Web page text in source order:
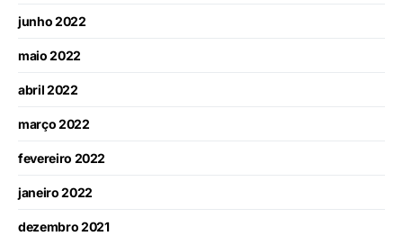
junho 2022
maio 2022
abril 2022
março 2022
fevereiro 2022
janeiro 2022
dezembro 2021